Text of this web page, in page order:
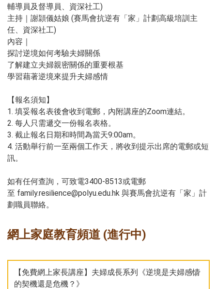
輔導員及督導員、資深社工)
主持｜謝頴儀姑娘 (賽馬會抗逆有「家」計劃高級培訓主
任、資深社工)
內容｜
探討逆境如何考驗夫婦關係
了解建立夫婦親密關係的重要根基
學習藉著逆境來提升夫婦感情
【報名須知】
1. 填妥報名表後會收到電郵，內附講座的Zoom連結。
2. 每人只需遞交一份報名表格。
3. 截止報名日期和時間為當天9:00am。
4. 活動舉行前一至兩個工作天，將收到提示出席的電郵或短
訊。
如有任何查詢，可致電3400-8513或電郵
至 family.resilience@polyu.edu.hk 與賽馬會抗逆有「家」計
劃職員聯絡。
網上家庭教育頻道 (進行中)
【免費網上家長講座】夫婦成長系列《逆境是夫婦感情
的契機還是危機？》